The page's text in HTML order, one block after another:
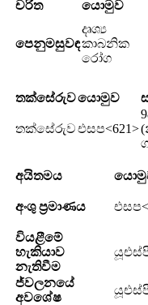
චරිත යොමුව
පෙනුමසුවඳ
දෘශ්‍ය
කාබනික
රෝග
තක්සේරුවයොමුව
තක්සේරුවඑසප<621>
අයිතමය
අංශු ප්‍රමාණය
වියළීමේ
හැකියාව
නැතිවීම
ජ්වලනයේ
අවශේෂ